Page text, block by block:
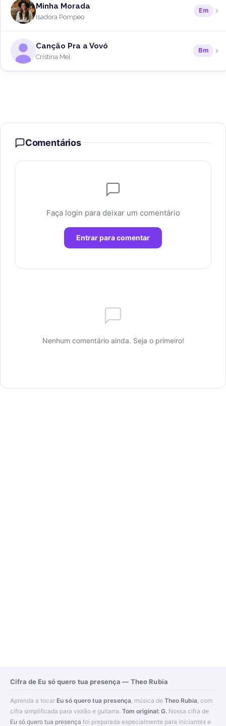
Minha Morada
Isadora Pompeo
Em
Canção Pra a Vovó
Cristina Mel
Bm
Comentários
Faça login para deixar um comentário
Entrar para comentar
Nenhum comentário ainda. Seja o primeiro!
Cifra de Eu só quero tua presença — Theo Rubia
Aprenda a tocar Eu só quero tua presença , música de Theo Rubia , com
cifra simplificada para violão e guitarra. Tom original: G. Nossa cifra de
Eu só quero tua presença foi preparada especialmente para iniciantes e